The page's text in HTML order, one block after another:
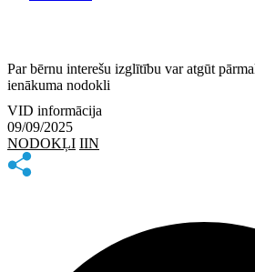
Par bērnu interešu izglītību var atgūt
ienākuma nodokli
VID informācija
09/09/2025
NODOKĻI IIN